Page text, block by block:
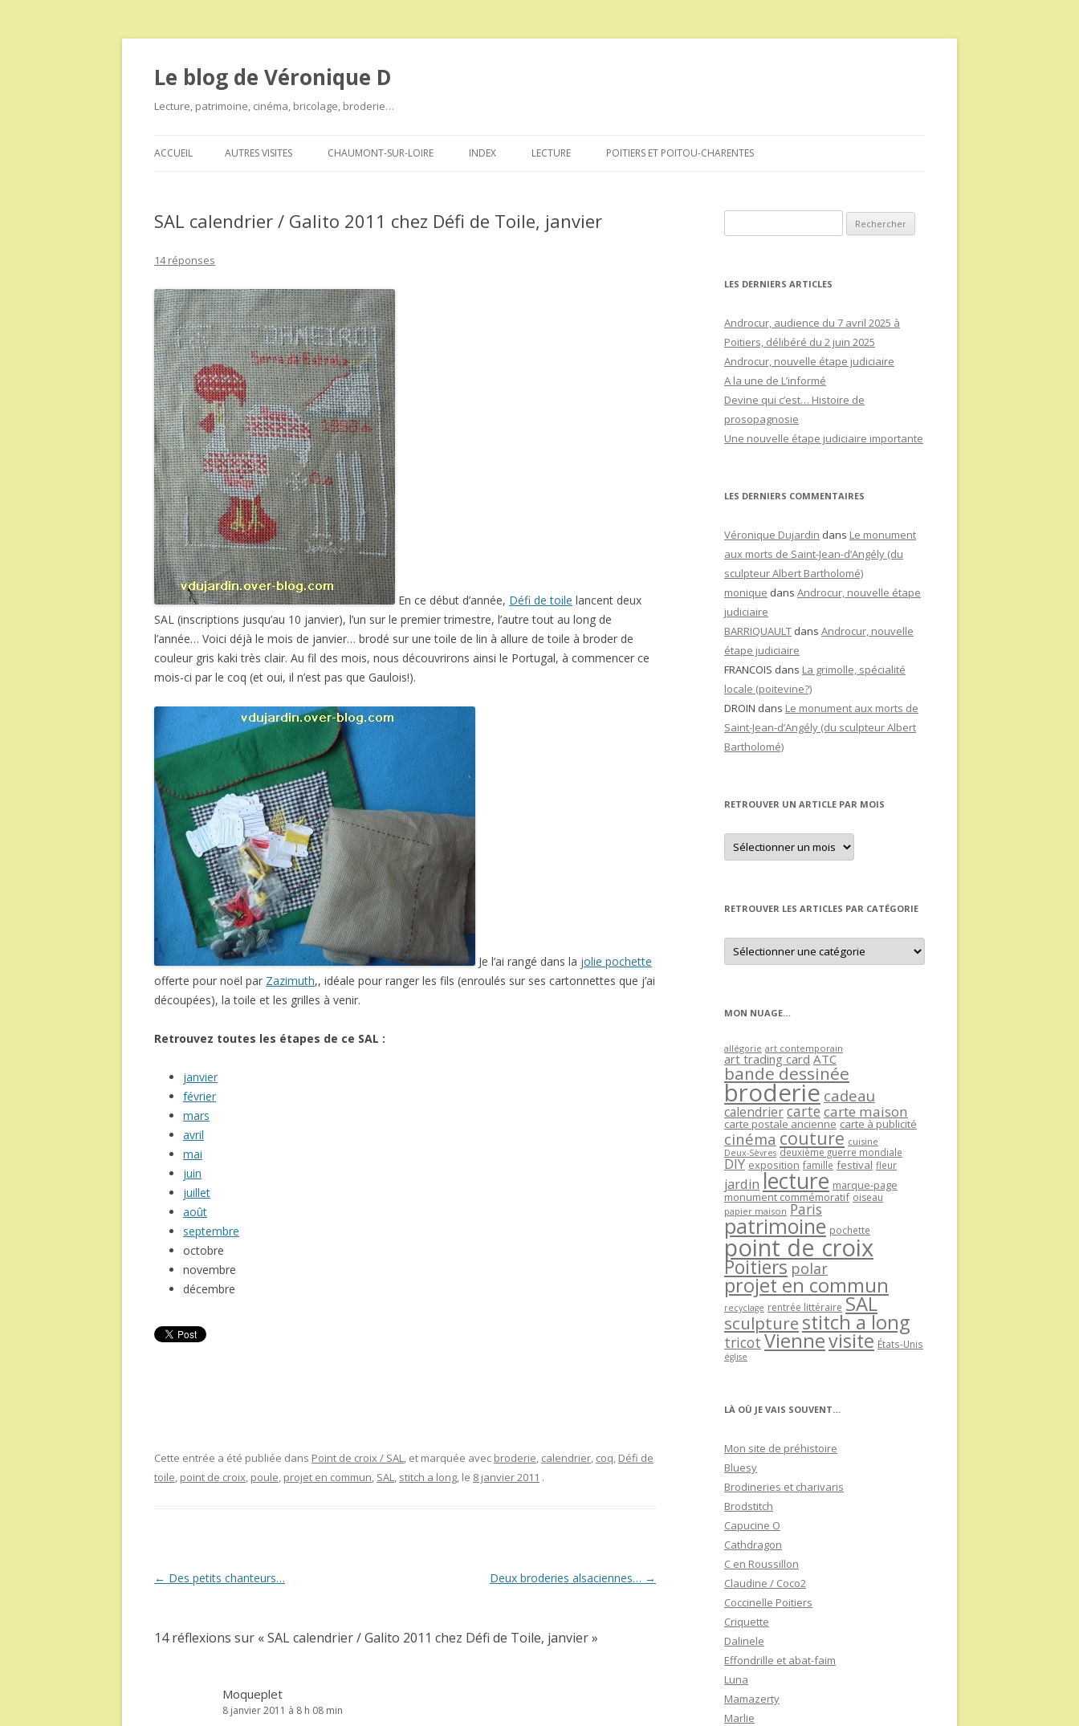
Le blog de Véronique D
Lecture, patrimoine, cinéma, bricolage, broderie…
au
ACCUEIL AUTRES VISITES CHAUMONT-SUR-LOIRE INDEX LECTURE POITIERS ET POITOU-CHARENTES
SAL calendrier / Galito 2011 chez Défi de Toile, janvier
14 réponses
En ce début d’année, Défi de toile lancent deux
SAL (inscriptions jusqu’au 10 janvier), l’un sur le premier trimestre, l’autre tout au long de
l’année… Voici déjà le mois de janvier… brodé sur une toile de lin à allure de toile à broder de
couleur gris kaki très clair. Au fil des mois, nous découvrirons ainsi le Portugal, à commencer ce
mois-ci par le coq (et oui, il n’est pas que Gaulois!).
Je l’ai rangé dans la jolie pochette
offerte pour noël par Zazimuth,, idéale pour ranger les fils (enroulés sur ses cartonnettes que j’ai
découpées), la toile et les grilles à venir.
Retrouvez toutes les étapes de ce SAL :
janvier
février
mars
avril
mai
juin
juillet
août
septembre
octobre
novembre
décembre
Cette entrée a été publiée dans Point de croix / SAL, et marquée avec broderie, calendrier, coq, Défi de
toile, point de croix, poule, projet en commun, SAL, stitch a long, le 8 janvier 2011 .
Navigation
← Des petits chanteurs… Deux broderies alsaciennes… →
14 réflexions sur «SAL calendrier / Galito 2011 chez Défi de Toile, janvier»
Moqueplet
8 janvier 2011 à 8 h 08 min
LES DERNIERS ARTICLES
Androcur, audience du 7 avril 2025 à
Poitiers, délibéré du 2 juin 2025
Androcur, nouvelle étape judiciaire
A la une de L’informé
Devine qui c’est… Histoire de
prosopagnosie
Une nouvelle étape judiciaire importante
LES DERNIERS COMMENTAIRES
Véronique Dujardin dans Le monument
aux morts de Saint-Jean-d’Angély (du
sculpteur Albert Bartholomé)
monique dans Androcur, nouvelle étape
judiciaire
BARRIQUAULT dans Androcur, nouvelle
étape judiciaire
FRANCOIS dans La grimolle, spécialité
locale (poitevine?)
DROIN dans Le monument aux morts de
Saint-Jean-d’Angély (du sculpteur Albert
Bartholomé)
RETROUVER UN ARTICLE PAR MOIS
Retrouver
un
article
RETROUVER LES ARTICLES PAR CATÉGORIE
Retrouver
les
articles
MON NUAGE…
allégorie art contemporain
art trading card ATC
bande dessinée
broderie cadeau
calendriercartecarte maison
carte postale ancienne carte à publicité
cinéma couture cuisine
Deux-Sèvres deuxième guerre mondiale
DIY exposition famille festival fleur
jardin lecture marque-page
monument commémoratif oiseau
papier maison Paris
patrimoine pochette
point de croix
Poitiers polar
projet en commun
recyclage rentrée littéraire SAL
sculpture stitch a long
tricot Viennevisite États-Unis
église
LÀ OÙ JE VAIS SOUVENT…
Mon site de préhistoire
Bluesy
Brodineries et charivaris
Brodstitch
Capucine O
Cathdragon
C en Roussillon
Claudine / Coco2
Coccinelle Poitiers
Criquette
Dalinele
Effondrille et abat-faim
Luna
Mamazerty
Marlie